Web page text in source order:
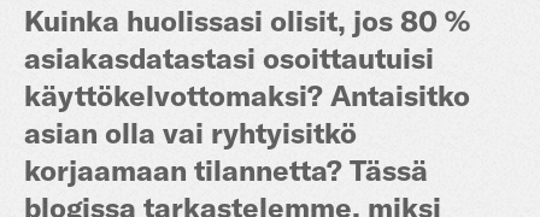
Kuinka huolissasi olisit, jos 80 %
asiakasdatastasi osoittautuisi
käyttökelvottomaksi? Antaisitko
asian olla vai ryhtyisitkö
korjaamaan tilannetta? Tässä
blogissa tarkastelemme, miksi